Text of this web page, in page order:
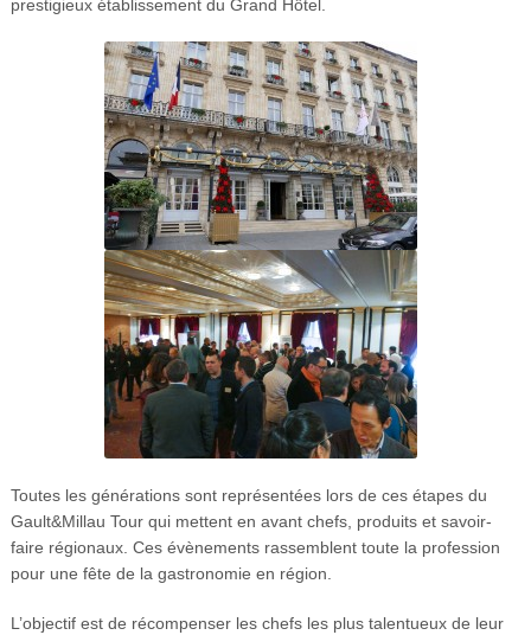
prestigieux établissement du Grand Hôtel.
Toutes les générations sont représentées lors de ces étapes du
Gault&Millau Tour qui mettent en avant chefs, produits et savoir-
faire régionaux. Ces évènements rassemblent toute la profession
pour une fête de la gastronomie en région.
L’objectif est de récompenser les chefs les plus talentueux de leur